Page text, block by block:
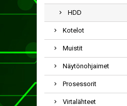
HDD
Kotelot
Muistit
Näytönohjaimet
Prosessorit
Virtalähteet